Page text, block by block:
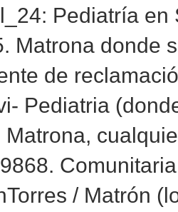
Pediatría en
Matrona donde
de
Pediatria
Matrona,
/ Matrón